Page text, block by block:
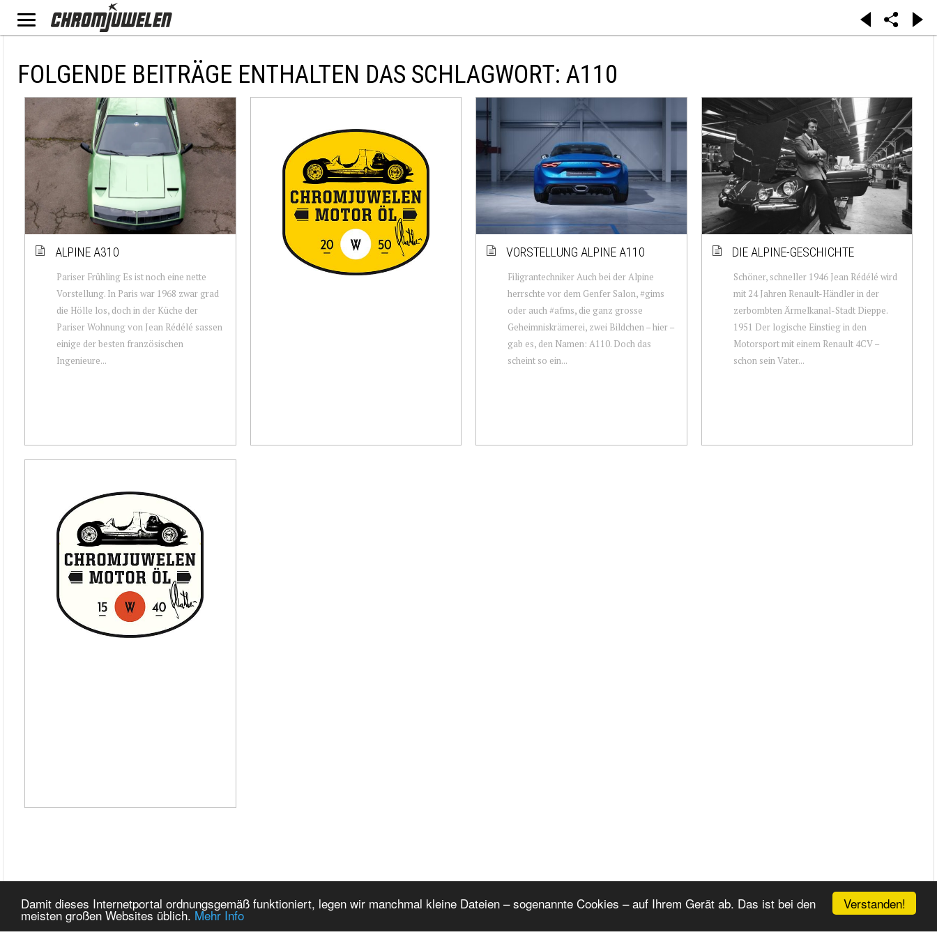
Verstanden!
Damit dieses Internetportal ordnungsgemäß funktioniert, legen wir manchmal kleine Dateien – sogenannte Cookies – auf Ihrem Gerät ab. Das ist bei den
meisten großen Websites üblich. Mehr Info
FOLGENDE BEITRÄGE ENTHALTEN DAS SCHLAGWORT: A110
ALPINE A310
Pariser Frühling Es ist noch eine nette
Vorstellung. In Paris war 1968 zwar grad
die Hölle los, doch in der Küche der
Pariser Wohnung von Jean Rédélé sassen
einige der besten französischen
Ingenieure...
VORSTELLUNG ALPINE A110
Filigrantechniker Auch bei der Alpine
herrschte vor dem Genfer Salon, #gims
oder auch #afms, die ganz grosse
Geheimniskrämerei, zwei Bildchen – hier –
gab es, den Namen: A110. Doch das
scheint so ein...
DIE ALPINE-GESCHICHTE
Schöner, schneller 1946 Jean Rédélé wird
mit 24 Jahren Renault-Händler in der
zerbombten Ärmelkanal-Stadt Dieppe.
1951 Der logische Einstieg in den
Motorsport mit einem Renault 4CV –
schon sein Vater...